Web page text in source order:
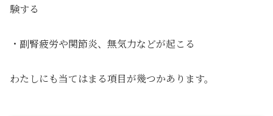
験する
・副腎疲労や関節炎、無気力などが起こる
わたしにも当てはまる項目が幾つかあります。